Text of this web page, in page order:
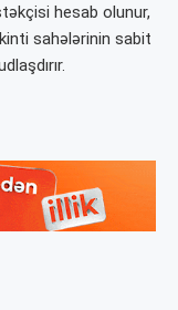
hesab olunur,
sahələrinin sabit